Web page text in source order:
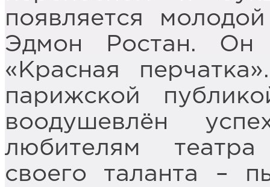
появляется
Эдмон Ростан. Он
«Красная
парижской
воодушевлён
любителям театра
своего таланта –